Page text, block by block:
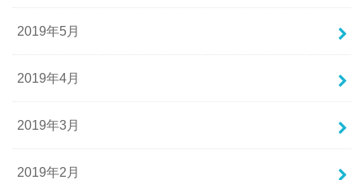
2019年5月
2019年4月
2019年3月
2019年2月